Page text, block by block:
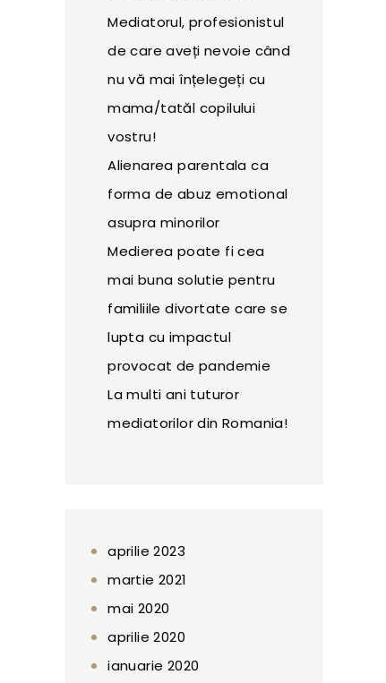
Mediatorul, profesionistul
de care aveți nevoie când
nu vă mai înțelegeți cu
mama/tatăl copilului
vostru!
Alienarea parentala ca
forma de abuz emotional
asupra minorilor
Medierea poate fi cea
mai buna solutie pentru
familiile divortate care se
lupta cu impactul
provocat de pandemie
La multi ani tuturor
mediatorilor din Romania!
aprilie 2023
martie 2021
mai 2020
aprilie 2020
ianuarie 2020